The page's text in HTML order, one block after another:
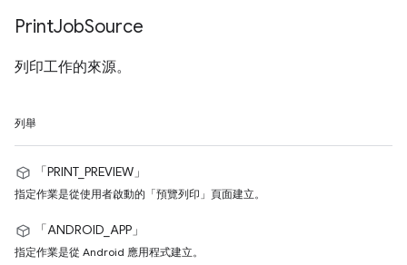
PrintJobSource
列印工作的來源。
列舉
「PRINT_PREVIEW」
指定作業是從使用者啟動的「預覽列印」頁面建立。
「ANDROID_APP」
指定作業是從 Android 應用程式建立。